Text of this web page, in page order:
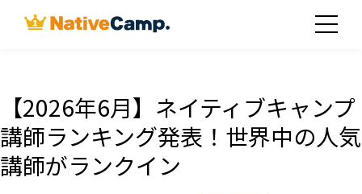
【2026年6月】ネイティブキャンプ
講師ランキング発表！世界中の人気
講師がランクイン